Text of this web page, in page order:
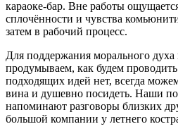
караоке-бар. Вне работы
сплочённости и чувства
затем в рабочий процесс.
Для поддержания морального
продумываем, как будем
подходящих идей нет, всегда
вина и душевно посидеть. Наши
напоминают разговоры близких
большой компании у летнего